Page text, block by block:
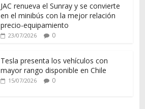
JAC renueva el Sunray y se convierte
en el minibús con la mejor relación
precio-equipamiento
23/07/2026 0
Tesla presenta los vehículos con
mayor rango disponible en Chile
15/07/2026 0